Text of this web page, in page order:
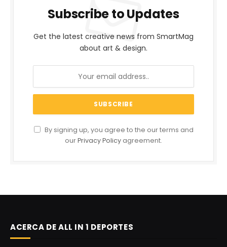
Subscribe to Updates
Get the latest creative news from SmartMag
about art & design.
By signing up, you agree to the our terms and
ourPrivacy Policy agreement.
ACERCA DE ALL IN 1 DEPORTES